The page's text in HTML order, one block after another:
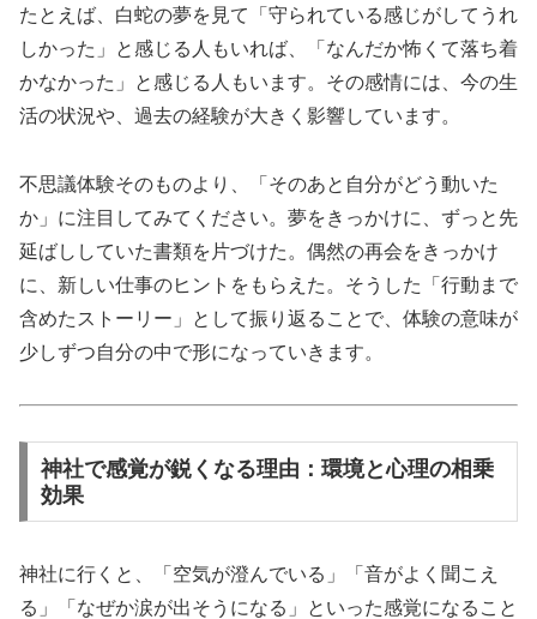
たとえば、白蛇の夢を見て「守られている感じがしてうれ
しかった」と感じる人もいれば、「なんだか怖くて落ち着
かなかった」と感じる人もいます。その感情には、今の生
活の状況や、過去の経験が大きく影響しています。
不思議体験そのものより、「そのあと自分がどう動いた
か」に注目してみてください。夢をきっかけに、ずっと先
延ばししていた書類を片づけた。偶然の再会をきっかけ
に、新しい仕事のヒントをもらえた。そうした「行動まで
含めたストーリー」として振り返ることで、体験の意味が
少しずつ自分の中で形になっていきます。
神社で感覚が鋭くなる理由：環境と心理の相乗
効果
神社に行くと、「空気が澄んでいる」「音がよく聞こえ
る」「なぜか涙が出そうになる」といった感覚になること